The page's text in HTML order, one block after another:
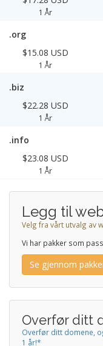
1 År
.org
$15.08 USD
1 År
.biz
$22.28 USD
1 År
.info
$23.08 USD
1 År
Legg til
Velg fra vårt utvalg av
Vi har pakker som
Se gjennom
Overfør ditt
Overfør ditt domene,
1 år!*